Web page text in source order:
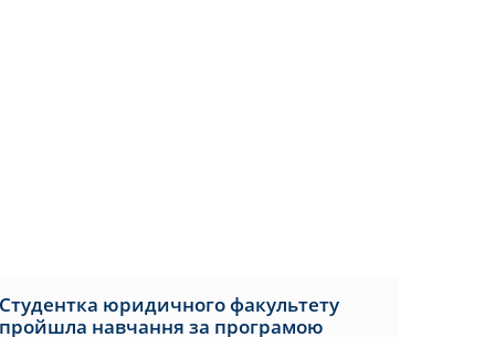
Студентка юридичного факультету
пройшла навчання за програмою